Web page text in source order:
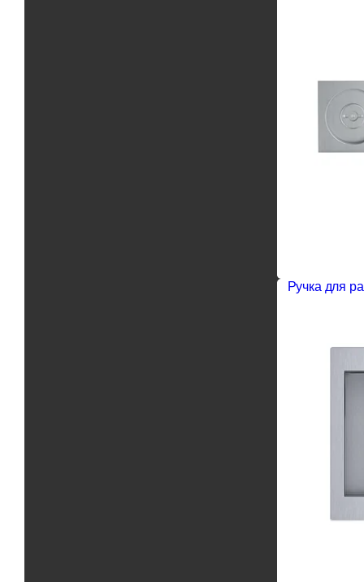
Ручка для